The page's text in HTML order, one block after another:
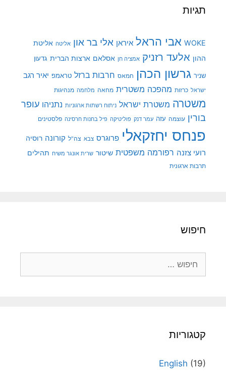
תגיות
WOKE אבי הראל איראן אלי בר און אליטה אליטת
ההון אלעד רזניק אמציה חן אסלאם ארצות הברית גדעון
שניר גרשון הכהן חמאס חרבות ברזל טראמפ יאיר רגב
ישראל כרזות מהפכה משטרית מחאה מלחמה מנהיגות
משטרה משטרת ישראל ניתוח רשתות ארגוניות נתניהו עופר
בורין עוצמה עזה עמר דנק פוליטיקה פיל בחנות חרסינה פלסטינים
פנחס יחזקאלי פרוגרס צבא צה"ל קורונה רוסיה
רועי צזנה רפורמה משפטית שיטור שרית אונגר משיח תהילים
תרבות ארגונית
חיפוש
קטגוריות
English (19)